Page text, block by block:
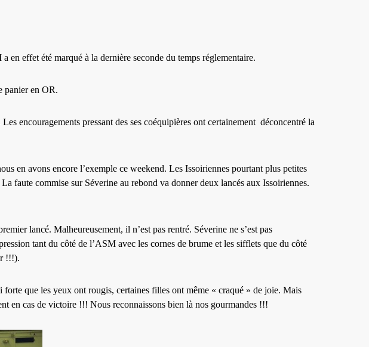
en effet été marqué à la dernière seconde du temps réglementaire.
panier en OR.
encouragements pressant des ses coéquipières ont certainement déconcentré la
en avons encore l’exemple ce weekend. Les Issoiriennes pourtant plus petites
faute commise sur Séverine au rebond va donner deux lancés aux Issoiriennes.
lancé. Malheureusement, il n’est pas rentré. Séverine ne s’est pas
tant du côté de l’ASM avec les cornes de brume et les sifflets que du côté
!!!).
que les yeux ont rougis, certaines filles ont même « craqué » de joie. Mais
en cas de victoire !!! Nous reconnaissons bien là nos gourmandes !!!